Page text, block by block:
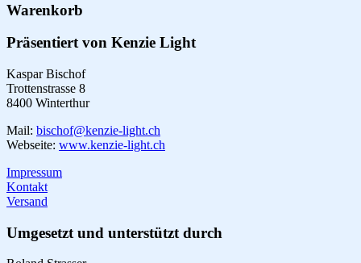
Warenkorb
Präsentiert von Kenzie Light
Kaspar Bischof
Trottenstrasse 8
8400 Winterthur
Mail: bischof@kenzie-light.ch
Webseite: www.kenzie-light.ch
Impressum
Kontakt
Versand
Umgesetzt und unterstützt durch